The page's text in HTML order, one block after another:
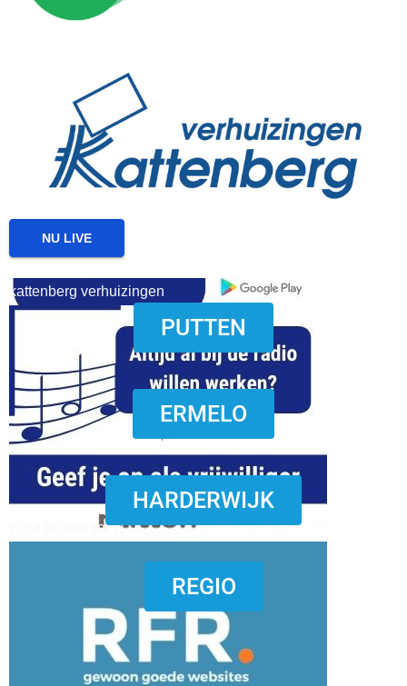
reanimatie ermelo
download onzze App
kattenberg verhuizingen
word vrijwilliger (1)
NU LIVE
PUTTEN
ERMELO
HARDERWIJK
REGIO